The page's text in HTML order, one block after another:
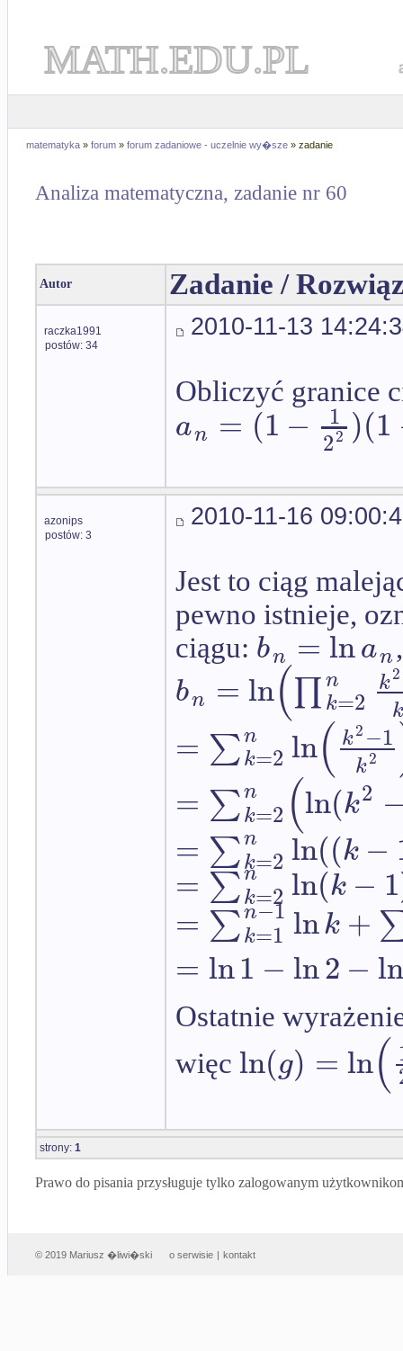
MATH.EDU.PL
matematyka » forum » forum zadaniowe - uczelnie wy�sze » zadanie
Analiza matematyczna, zadanie nr 60
Autor Zadanie /
raczka1991
postów: 34
2010-11-13
Obliczyć granice
an = (1 − 1
22 )(1
azonips
postów: 3
2010-11-16
Jest to ciąg
pewno istnieje,
ciągu: bn = lnan
bn = ln(∏n
k=2
k2
= ∑n
k=2 ln( k2−1
k2
= ∑n
k=2 (ln(k2
= ∑n
k=2 ln((k −
= ∑n
k=2 ln(k − 1
= ∑n−1
k=1 lnk +
= ln1 − ln2−
Ostatnie
więc ln(g) = ln(
strony: 1
Prawo do pisania przysługuje tylko zalogowanym
© 2019 Mariusz �liwi�ski o serwisie | kontakt